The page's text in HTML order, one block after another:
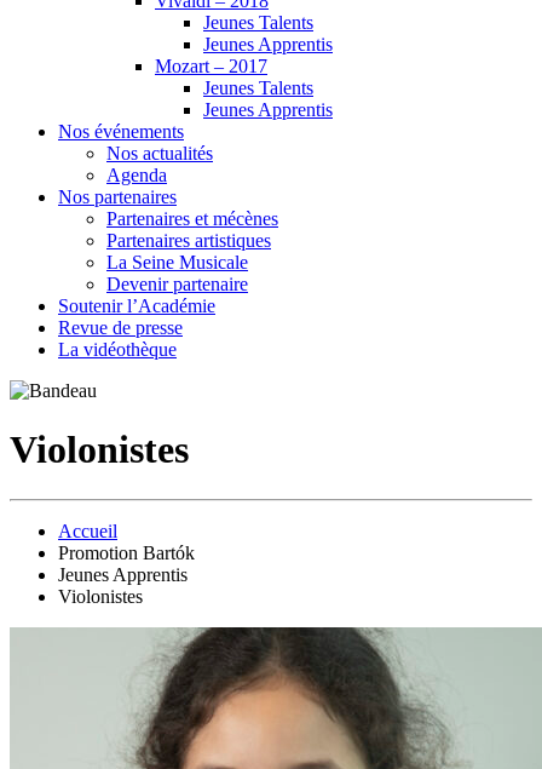
Jeunes Talents
Jeunes Apprentis
Mozart – 2017
Jeunes Talents
Jeunes Apprentis
Nos événements
Nos actualités
Agenda
Nos partenaires
Partenaires et mécènes
Partenaires artistiques
La Seine Musicale
Devenir partenaire
Soutenir l’Académie
Revue de presse
La vidéothèque
Violonistes
Accueil
Promotion Bartók
Jeunes Apprentis
Violonistes